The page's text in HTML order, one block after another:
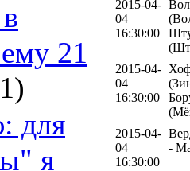
21
для
я
2015-04-
04
16:30:00
2015-04-
04
16:30:00
2015-04-
04
16:30:00
-